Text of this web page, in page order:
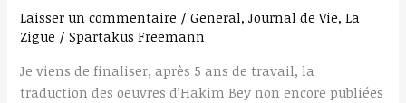
Laisser un commentaire /General,Journal de Vie,La
Zigue /Spartakus Freemann
Je viens de finaliser, après 5 ans de travail, la
traduction des oeuvres d’Hakim Bey non encore publiées